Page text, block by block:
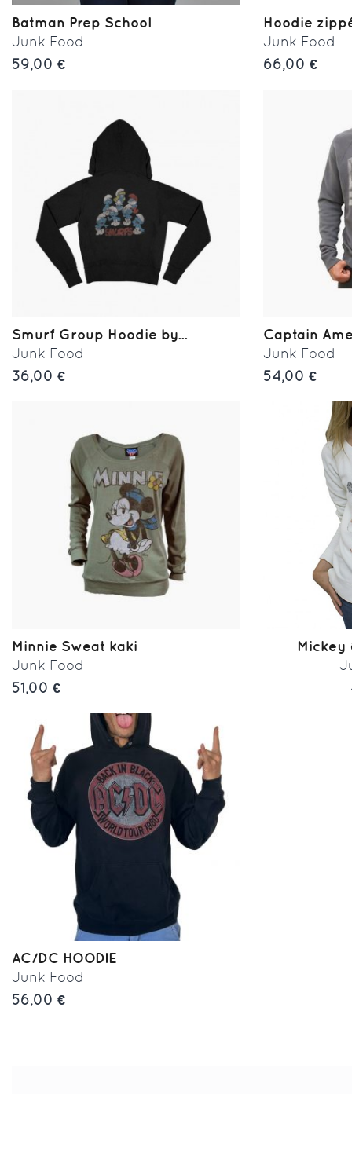
Batman Prep School
Junk Food
59,00 €
Hoodie
Junk Food
66,00 €
Smurf Group Hoodie by...
Junk Food
36,00 €
Captain
Junk Food
54,00 €
Minnie Sweat kaki
Junk Food
51,00 €
Mickey
AC/DC HOODIE
Junk Food
56,00 €